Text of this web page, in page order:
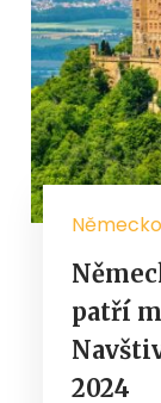
Německo
patří
2024